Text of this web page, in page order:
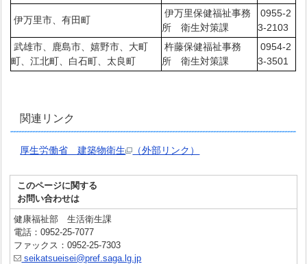
伊万里市、有田町
伊万里保健福祉事務
所 衛生対策課
0955-2
3-2103
武雄市、鹿島市、嬉野市、大町
町、江北町、白石町、太良町
杵藤保健福祉事務
所 衛生対策課
0954-2
3-3501
関連リンク
厚生労働省 建築物衛生 （外部リンク）
このページに関する
お問い合わせは
健康福祉部 生活衛生課
電話：0952-25-7077
ファックス：0952-25-7303
seikatsueisei@pref.saga.lg.jp